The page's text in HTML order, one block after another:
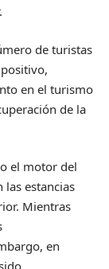
de turistas
en el turismo
de la
el motor del
estancias
Mientras
en